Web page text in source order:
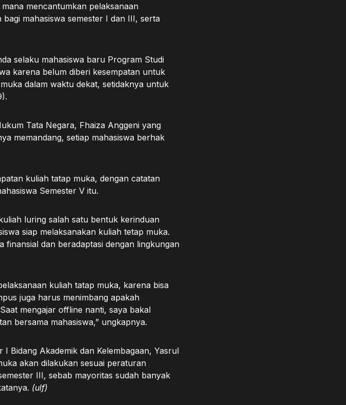
mencantumkan pelaksanaan
mahasiswa semester I dan III, serta
selaku mahasiswa baru Program Studi
karena belum diberi kesempatan untuk
dalam waktu dekat, setidaknya untuk
Tata Negara, Fhaiza Anggeni yang
memandang, setiap mahasiswa berhak
kuliah tatap muka, dengan catatan
Semester V itu.
luring salah satu bentuk kerinduan
siap melaksanakan kuliah tetap muka.
finansial dan beradaptasi dengan lingkungan
kuliah tatap muka, karena bisa
juga harus menimbang apakah
mengajar offline nanti, saya bakal
bersama mahasiswa,” ungkapnya.
Bidang Akademik dan Kelembagaan, Yasrul
akan dilakukan sesuai peraturan
III, sebab mayoritas sudah banyak
(ulf)